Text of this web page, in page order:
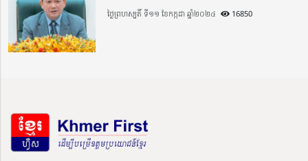
ថ្ងៃព្រហស្បតិ៍ ទី១១ ខែកក្កដា ឆ្នាំ២០២៤ 16850